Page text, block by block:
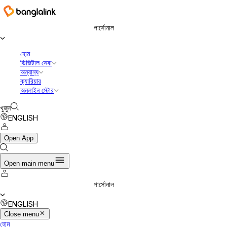
পার্সোনাল
হোম
ডিজিটাল সেবা
অন্যান্য
ক্যারিয়ার
অনলাইন স্টোর
খুজুন
ENGLISH
Open App
Open main menu
পার্সোনাল
ENGLISH
Close menu
হোম
বাংলালিংক ডিজিটাল কমিউনিকেশনস লিমিটেড